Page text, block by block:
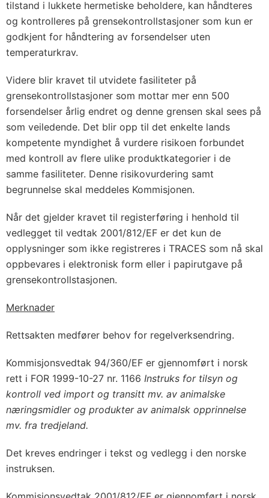
tilstand i lukkete hermetiske beholdere, kan håndteres
og kontrolleres på grensekontrollstasjoner som kun er
godkjent for håndtering av forsendelser uten
temperaturkrav.
Videre blir kravet til utvidete fasiliteter på
grensekontrollstasjoner som mottar mer enn 500
forsendelser årlig endret og denne grensen skal sees på
som veiledende. Det blir opp til det enkelte lands
kompetente myndighet å vurdere risikoen forbundet
med kontroll av flere ulike produktkategorier i de
samme fasiliteter. Denne risikovurdering samt
begrunnelse skal meddeles Kommisjonen.
Når det gjelder kravet til registerføring i henhold til
vedlegget til vedtak 2001/812/EF er det kun de
opplysninger som ikke registreres i TRACES som nå skal
oppbevares i elektronisk form eller i papirutgave på
grensekontrollstasjonen.
Merknader
Rettsakten medfører behov for regelverksendring.
Kommisjonsvedtak 94/360/EF er gjennomført i norsk
rett i FOR 1999-10-27 nr. 1166 Instruks for tilsyn og
kontroll ved import og transitt mv. av animalske
næringsmidler og produkter av animalsk opprinnelse
mv. fra tredjeland.
Det kreves endringer i tekst og vedlegg i den norske
instruksen.